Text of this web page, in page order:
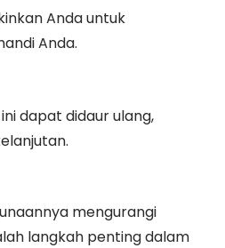
Anda untuk
Anda.
dapat didaur ulang,
mengurangi
langkah penting dalam